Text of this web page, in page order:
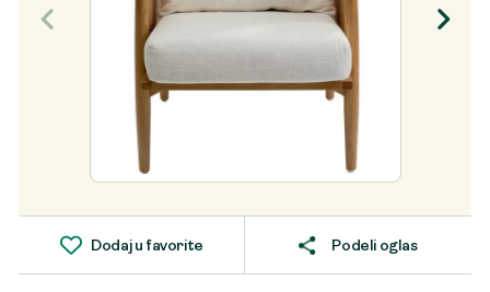
Dodaj u favorite Podeli oglas